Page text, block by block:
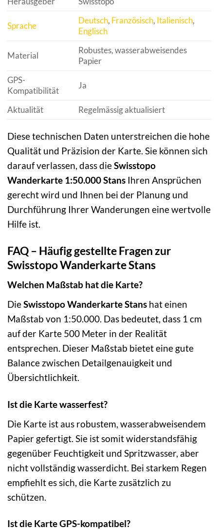
Sprache
Deutsch, Französisch, Italienisch,
Englisch
Material
Robustes, wasserabweisendes
Papier
GPS-
Kompatibilität
Ja
Aktualität Regelmässig aktualisiert
Diese technischen Daten unterstreichen die hohe
Qualität und Präzision der Karte. Sie können sich
darauf verlassen, dass dieSwisstopo
Wanderkarte 1:50.000 Stans Ihren Ansprüchen
gerecht wird und Ihnen bei der Planung und
Durchführung Ihrer Wanderungen eine wertvolle
Hilfe ist.
FAQ – Häufig gestellte Fragen zur
Swisstopo Wanderkarte Stans
Welchen Maßstab hat die Karte?
DieSwisstopo Wanderkarte Stans hat einen
Maßstab von 1:50.000. Das bedeutet, dass 1 cm
auf der Karte 500 Meter in der Realität
entsprechen. Dieser Maßstab bietet eine gute
Balance zwischen Detailgenauigkeit und
Übersichtlichkeit.
Ist die Karte wasserfest?
Die Karte ist aus robustem, wasserabweisendem
Papier gefertigt. Sie ist somit widerstandsfähig
gegenüber Feuchtigkeit und Spritzwasser, aber
nicht vollständig wasserdicht. Bei starkem Regen
empfiehlt es sich, die Karte zusätzlich zu
schützen.
Ist die Karte GPS-kompatibel?